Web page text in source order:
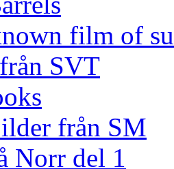
film of
SVT
från SM
Norr del 1